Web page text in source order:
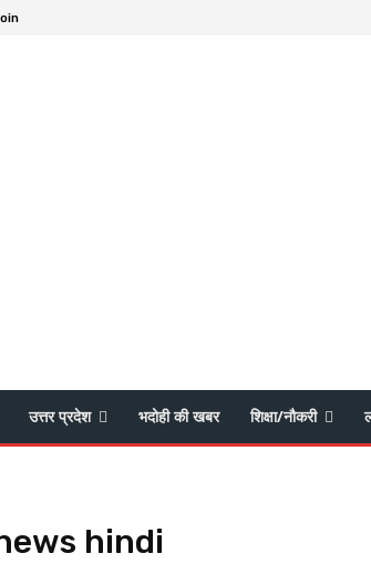
उत्तर प्रदेश भदोही की खबर शिक्षा/नौकरी
hindi